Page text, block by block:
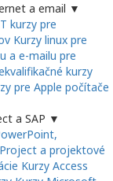
a email ▼
kurzy pre
Kurzy linux pre
a e-mailu pre
kurzy
pre Apple počítače
a SAP ▼
a projektové
Kurzy Access